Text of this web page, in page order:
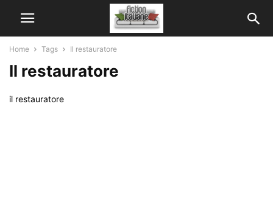
Home Tags Il restauratore
Il restauratore
il restauratore